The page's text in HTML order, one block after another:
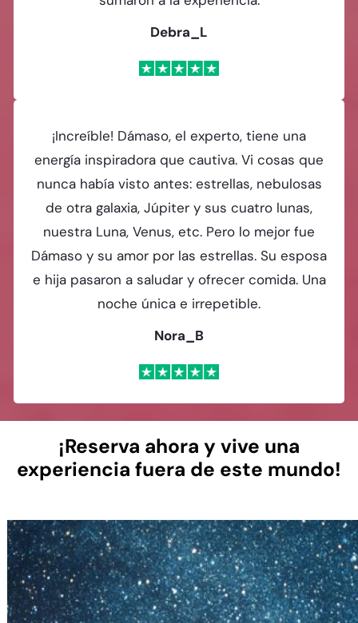
Debra_L
¡Increíble! Dámaso, el experto, tiene una
energía inspiradora que cautiva. Vi cosas que
nunca había visto antes: estrellas, nebulosas
de otra galaxia, Júpiter y sus cuatro lunas,
nuestra Luna, Venus, etc. Pero lo mejor fue
Dámaso y su amor por las estrellas. Su esposa
e hija pasaron a saludar y ofrecer comida. Una
noche única e irrepetible.
Nora_B
¡Reserva ahora y vive una
experiencia fuera de este mundo!